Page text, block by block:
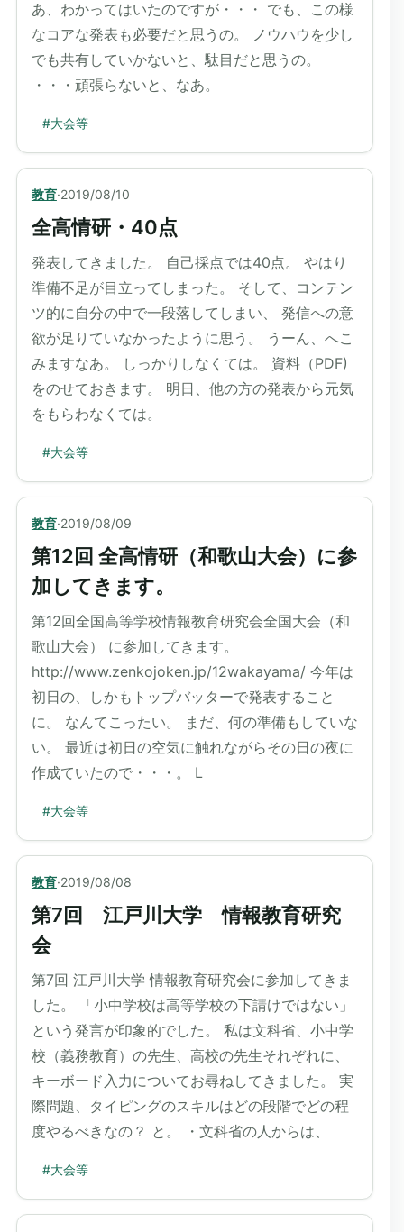
あ、わかってはいたのですが・・・ でも、この様
なコアな発表も必要だと思うの。 ノウハウを少し
でも共有していかないと、駄目だと思うの。
・・・頑張らないと、なあ。
#大会等
教育·2019/08/10
全高情研・40点
発表してきました。 自己採点では40点。 やはり
準備不足が目立ってしまった。 そして、コンテン
ツ的に自分の中で一段落してしまい、 発信への意
欲が足りていなかったように思う。 うーん、へこ
みますなあ。 しっかりしなくては。 資料（PDF)
をのせておきます。 明日、他の方の発表から元気
をもらわなくては。
#大会等
教育·2019/08/09
第12回 全高情研（和歌山大会）に参
加してきます。
第12回全国高等学校情報教育研究会全国大会（和
歌山大会） に参加してきます。
http://www.zenkojoken.jp/12wakayama/ 今年は
初日の、しかもトップバッターで発表すること
に。 なんてこったい。 まだ、何の準備もしていな
い。 最近は初日の空気に触れながらその日の夜に
作成ていたので・・・。 L
#大会等
教育·2019/08/08
第7回 江戸川大学 情報教育研究
会
第7回 江戸川大学 情報教育研究会に参加してきま
した。 「小中学校は高等学校の下請けではない」
という発言が印象的でした。 私は文科省、小中学
校（義務教育）の先生、高校の先生それぞれに、
キーボード入力についてお尋ねしてきました。 実
際問題、タイピングのスキルはどの段階でどの程
度やるべきなの？ と。 ・文科省の人からは、
#大会等